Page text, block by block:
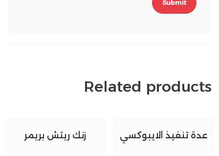
Related products
عدة تنفيذ الايبوكسي زنك ريتش بريمر